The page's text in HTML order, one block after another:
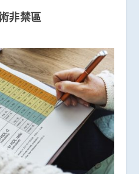
非禁區